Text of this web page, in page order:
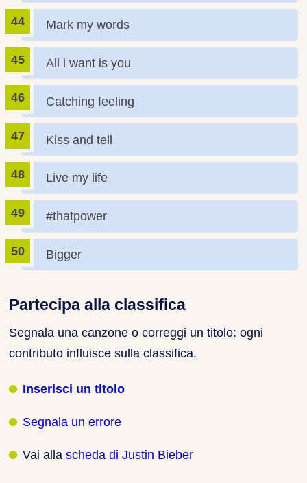
Mark my words
All i want is you
Catching feeling
Kiss and tell
Live my life
#thatpower
Bigger
Partecipa alla classifica
Segnala una canzone o correggi un titolo: ogni
contributo influisce sulla classifica.
Inserisci un titolo
Segnala un errore
Vai allascheda di Justin Bieber